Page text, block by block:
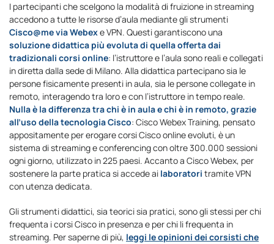
I partecipanti che scelgono la modalità di fruizione in streaming
accedono a tutte le risorse d’aula mediante gli strumenti
Cisco@me via Webexe VPN. Questi garantiscono una
soluzione didattica più evoluta di quella offerta dai
tradizionali corsi online: l’istruttore e l’aula sono reali e collegati
in diretta dalla sede di Milano. Alla didattica partecipano sia le
persone fisicamente presenti in aula, sia le persone collegate in
remoto, interagendo tra loro e con l’istruttore in tempo reale.
Nulla è la differenza trachi è in aula e chi è in remoto, grazie
all’uso della tecnologia Cisco: Cisco Webex Training, pensato
appositamente per erogare corsi Cisco online evoluti, è un
sistema di streaming e conferencing con oltre 300.000 sessioni
ogni giorno, utilizzato in 225 paesi. Accanto a Cisco Webex, per
sostenere la parte pratica si accede ai laboratori tramite VPN
con utenza dedicata.
Gli strumenti didattici, sia teorici sia pratici, sono gli stessi per chi
frequenta i corsi Cisco in presenza e per chi li frequenta in
streaming. Per saperne di più, leggi le opinioni dei corsisti che